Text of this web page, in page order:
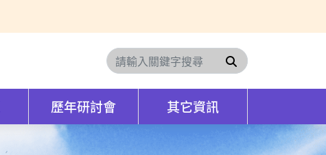
搜尋
歷年研討會 其它資訊